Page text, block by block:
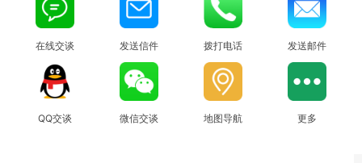
在线交谈 发送信件 拨打电话 发送邮件
QQ交谈 微信交谈 地图导航 更多